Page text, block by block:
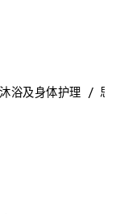
2025003488
日用）香精、1,2-
沐浴及身体护理 思